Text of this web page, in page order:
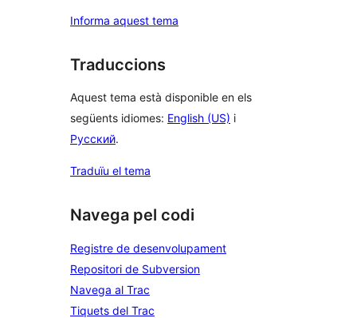
Informa aquest tema
Traduccions
Aquest tema està disponible en els
següents idiomes: English (US) i
Русский.
Traduïu el tema
Navega pel codi
Registre de desenvolupament
Repositori de Subversion
Navega al Trac
Tiquets del Trac